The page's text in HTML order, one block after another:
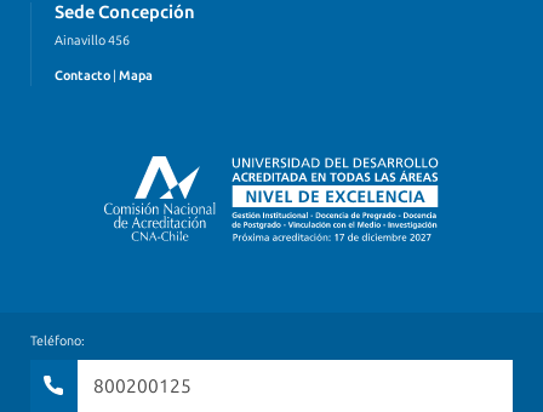
Sede Concepción
Ainavillo 456
Contacto | Mapa
Teléfono:
800200125